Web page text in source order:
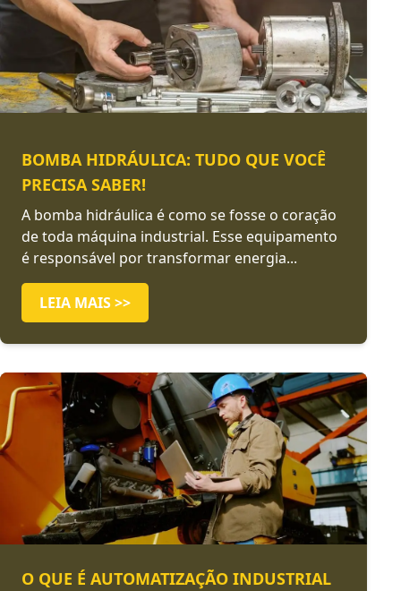
BOMBA HIDRÁULICA: TUDO QUE VOCÊ
PRECISA SABER!
A bomba hidráulica é como se fosse o coração
de toda máquina industrial. Esse equipamento
é responsável por transformar energia...
LEIA MAIS >>
O QUE É AUTOMATIZAÇÃO INDUSTRIAL